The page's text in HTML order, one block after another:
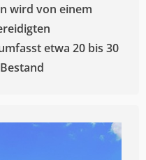
wird von einem
etwa 20 bis 30